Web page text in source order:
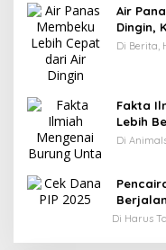
Air
Dingin,
Di Berita,
Fakta
Lebih
Di
Di Harus